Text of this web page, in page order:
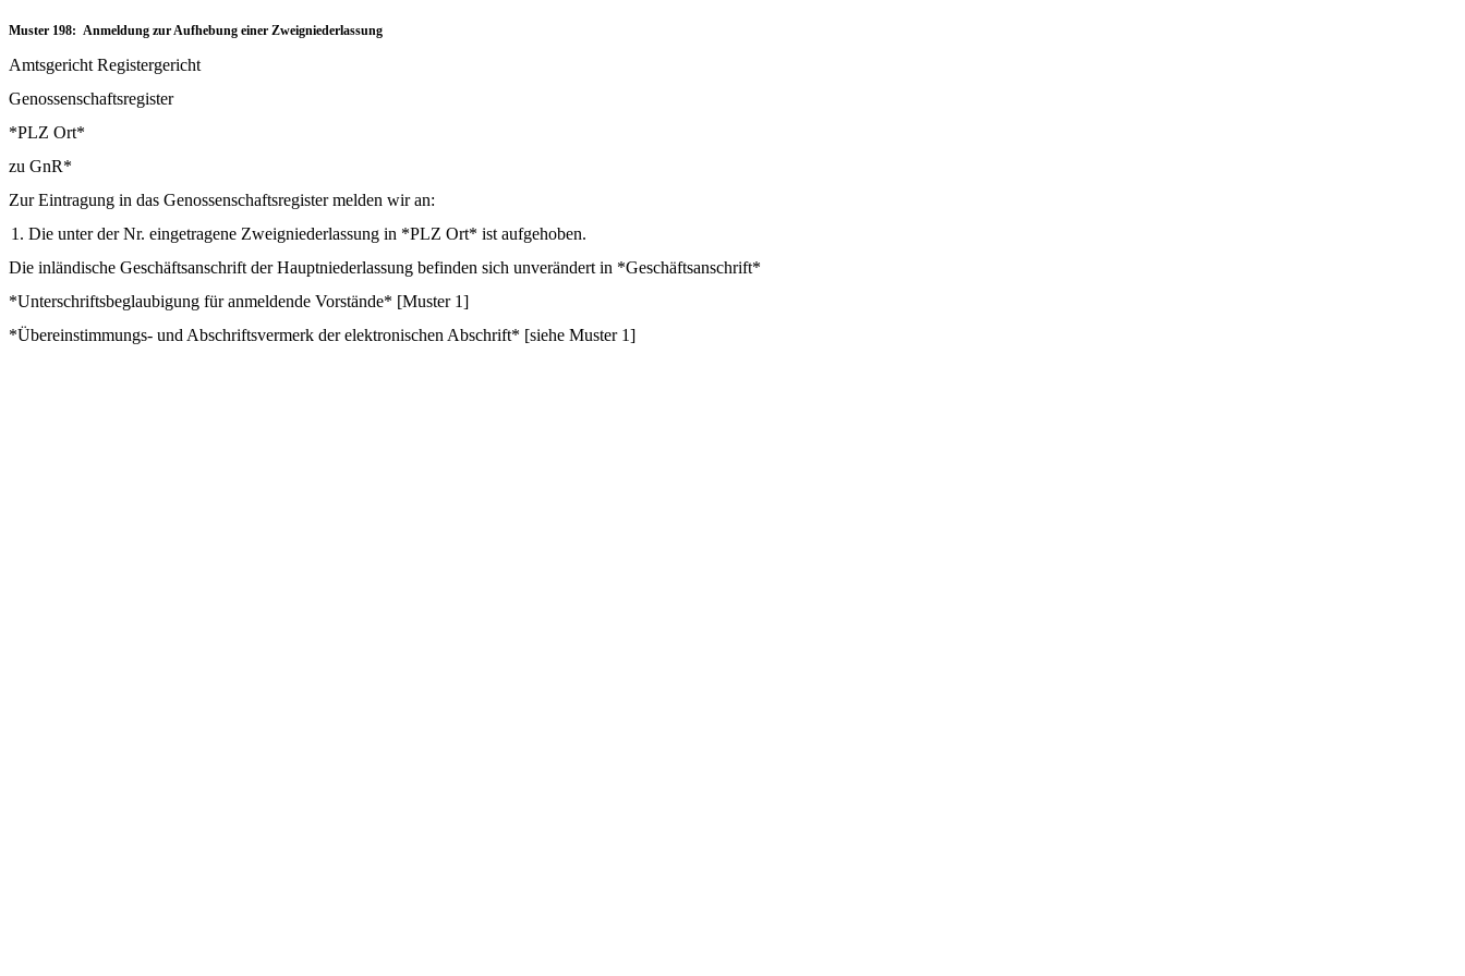
Muster 198: Anmeldung zur Aufhebung einer Zweigniederlassung
Amtsgericht Registergericht
Genossenschaftsregister
*PLZ Ort*
zu GnR*
Zur Eintragung in das Genossenschaftsregister melden wir an:
1. Die unter der Nr. eingetragene Zweigniederlassung in *PLZ Ort* ist aufgehoben.
Die inländische Geschäftsanschrift der Hauptniederlassung befinden sich unverändert in *Geschäftsanschrift*
*Unterschriftsbeglaubigung für anmeldende Vorstände* [Muster 1]
*Übereinstimmungs- und Abschriftsvermerk der elektronischen Abschrift* [siehe Muster 1]